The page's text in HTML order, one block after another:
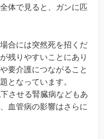
体で見ると、ガンに匹
合には突然死を招くだ
残りやすいことにあり
要介護につながること
となっています。
させる腎臓病などもあ
血管病の影響はさらに